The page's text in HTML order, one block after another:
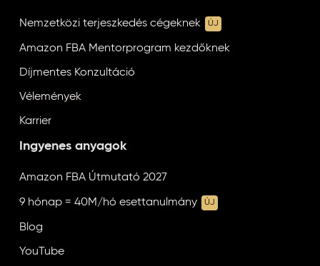
Nemzetközi terjeszkedés cégeknek ÚJ
Amazon FBA Mentorprogram kezdőknek
Díjmentes Konzultáció
Vélemények
Karrier
Ingyenes anyagok
Amazon FBA Útmutató 2027
9 hónap = 40M/hó esettanulmány ÚJ
Blog
YouTube